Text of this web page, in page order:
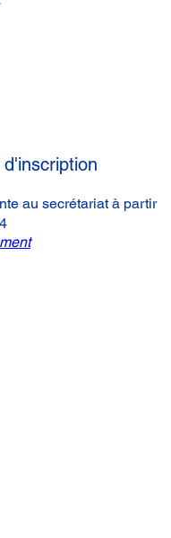
au secrétariat à partir